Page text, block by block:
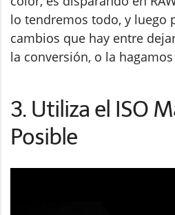
lo tendremos todo, y luego
cambios que hay entre
la conversión, o la
3. Utiliza el ISO
Posible